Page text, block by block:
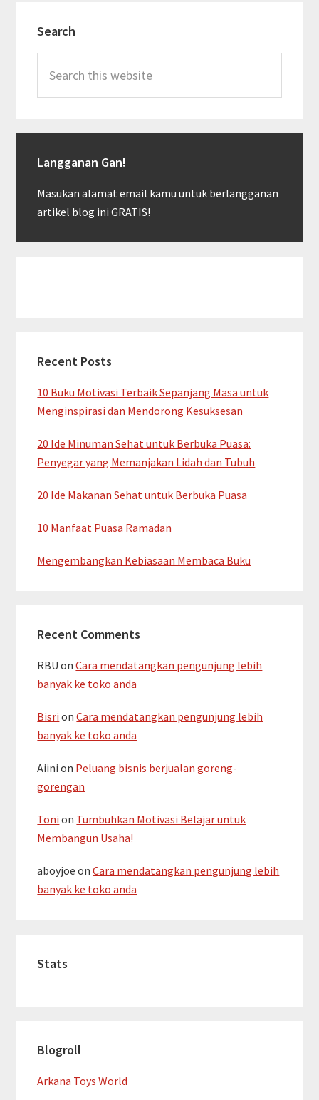
Sidebar
Search
this
website
Langganan Gan!
Masukan alamat email kamu untuk berlangganan
artikel blog ini GRATIS!
Recent Posts
10 Buku Motivasi Terbaik Sepanjang Masa untuk
Menginspirasi dan Mendorong Kesuksesan
20 Ide Minuman Sehat untuk Berbuka Puasa:
Penyegar yang Memanjakan Lidah dan Tubuh
20 Ide Makanan Sehat untuk Berbuka Puasa
10 Manfaat Puasa Ramadan
Mengembangkan Kebiasaan Membaca Buku
Recent Comments
RBU onCara mendatangkan pengunjung lebih
banyak ke toko anda
Bisri onCara mendatangkan pengunjung lebih
banyak ke toko anda
Aiini on Peluang bisnis berjualan goreng-
gorengan
Toni on Tumbuhkan Motivasi Belajar untuk
Membangun Usaha!
aboyjoe onCara mendatangkan pengunjung lebih
banyak ke toko anda
Stats
Blogroll
Arkana Toys World